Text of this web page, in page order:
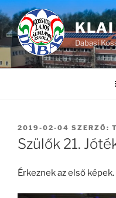
Tartalomhoz
KLAI
Dabasi
BEKÜLDVE:
2019-02-04 SZERZŐ:
Szülők 21.
Érkeznek az első